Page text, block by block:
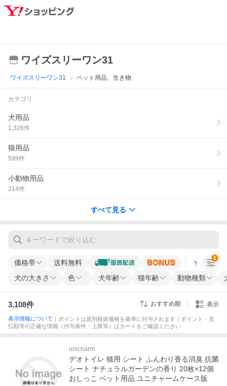
ワイズスリーワン31
ワイズスリーワン31 ペット用品、生き物
カテゴリ
犬用品
1,326件
猫用品
599件
小動物用品
214件
すべて見る
価格帯 送料無料 すべての条
犬の大きさ 色 犬年齢 猫年齢 動物種類
1
3,108件 おすすめ順 表示
表示情報について ｜ポイントは原則税抜価格を基準に付与されます｜ポイント・支
払額等の正確な情報（付与条件・上限等）はカートをご確認ください
unicharm
デオトイレ 猫用 シート ふんわり香る消臭 抗菌
シート ナチュラルガーデンの香り 20枚×12個
おしっこ ペット用品 ユニチャームケース販